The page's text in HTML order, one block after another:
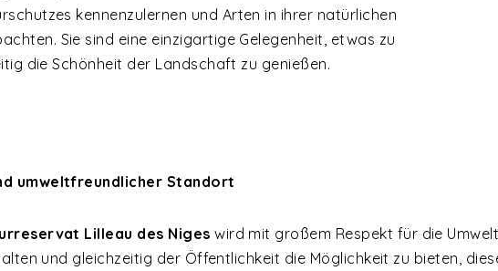
kennenzulernen und Arten in ihrer natürlichen
Sie sind eine einzigartige Gelegenheit, etwas zu
die Schönheit der Landschaft zu genießen.
umweltfreundlicher Standort
Lilleau des Niges wird mit großem Respekt für die
und gleichzeitig der Öffentlichkeit die Möglichkeit zu bieten,